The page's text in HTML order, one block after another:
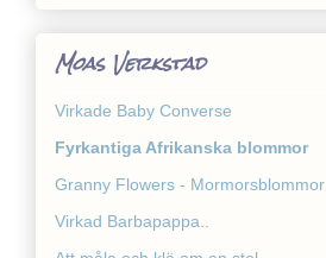
Moas Verkstad
Virkade Baby Converse
Fyrkantiga Afrikanska blommor
Granny Flowers - Mormorsblommor
Virkad Barbapappa..